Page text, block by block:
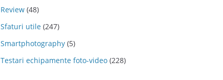
Review (48)
Sfaturi utile (247)
Smartphotography (5)
Testari echipamente foto-video (228)